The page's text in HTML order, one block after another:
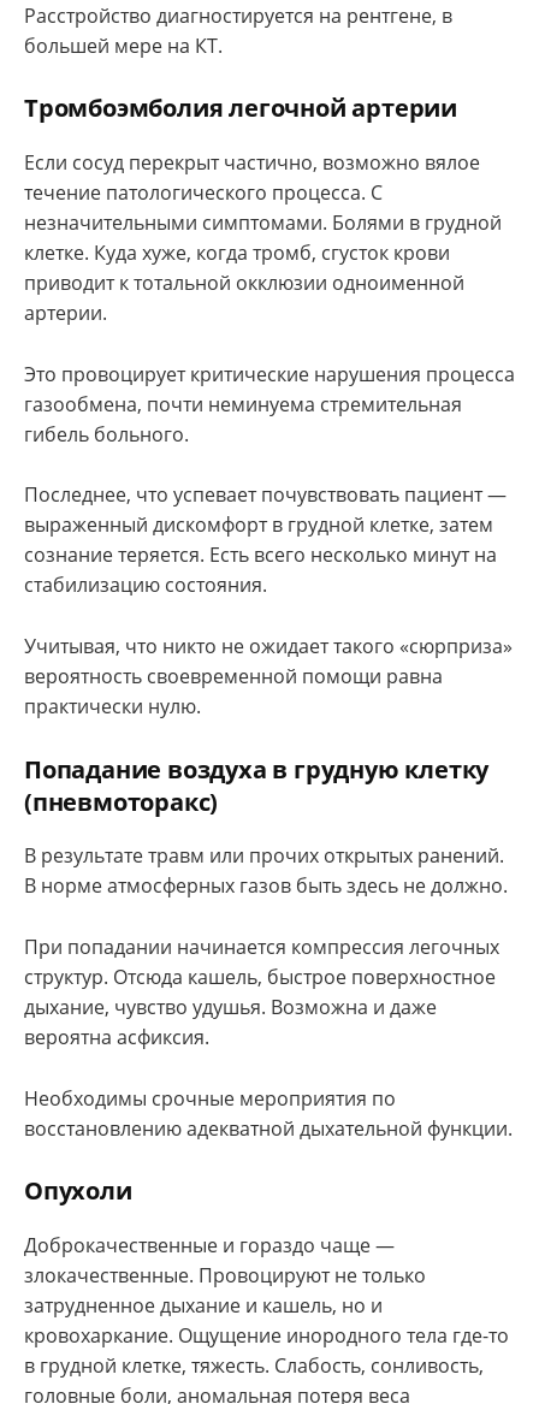
Расстройство диагностируется на рентгене, в
большей мере на КТ.
Тромбоэмболия легочной артерии
Если сосуд перекрыт частично, возможно вялое
течение патологического процесса. С
незначительными симптомами. Болями в грудной
клетке. Куда хуже, когда тромб, сгусток крови
приводит к тотальной окклюзии одноименной
артерии.
Это провоцирует критические нарушения процесса
газообмена, почти неминуема стремительная
гибель больного.
Последнее, что успевает почувствовать пациент —
выраженный дискомфорт в грудной клетке, затем
сознание теряется. Есть всего несколько минут на
стабилизацию состояния.
Учитывая, что никто не ожидает такого «сюрприза»
вероятность своевременной помощи равна
практически нулю.
Попадание воздуха в грудную клетку
(пневмоторакс)
В результате травм или прочих открытых ранений.
В норме атмосферных газов быть здесь не должно.
При попадании начинается компрессия легочных
структур. Отсюда кашель, быстрое поверхностное
дыхание, чувство удушья. Возможна и даже
вероятна асфиксия.
Необходимы срочные мероприятия по
восстановлению адекватной дыхательной функции.
Опухоли
Доброкачественные и гораздо чаще —
злокачественные. Провоцируют не только
затрудненное дыхание и кашель, но и
кровохаркание. Ощущение инородного тела где-то
в грудной клетке, тяжесть. Слабость, сонливость,
головные боли, аномальная потеря веса